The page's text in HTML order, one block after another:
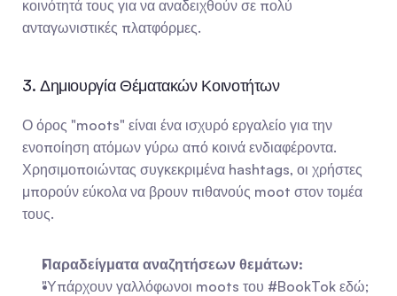
κοινότητά τους για να αναδειχθούν σε πολύ
ανταγωνιστικές πλατφόρμες.
3. Δημιουργία Θέματακών Κοινοτήτων
Ο όρος "moots" είναι ένα ισχυρό εργαλείο για την
ενοποίηση ατόμων γύρω από κοινά ενδιαφέροντα.
Χρησιμοποιώντας συγκεκριμένα hashtags, οι χρήστες
μπορούν εύκολα να βρουν πιθανούς moot στον τομέα
τους.
Παραδείγματα αναζητήσεων θεμάτων:
"Υπάρχουν γαλλόφωνοι moots του #BookTok εδώ;